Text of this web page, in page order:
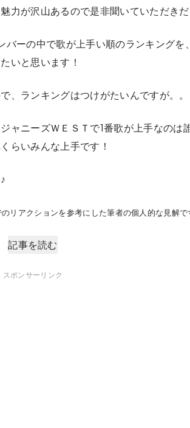
力が沢山あるので是非聞いていただきだ
ーの中で歌が上手い順のランキングを
いと思います！
、ランキングはつけがたいんですが。。
ャニーズＷＥＳＴで1番歌が上手なのは
らいみんな上手です！
リアクションを参考にした筆者の個人的な見解で
記事を読む
スポンサーリンク